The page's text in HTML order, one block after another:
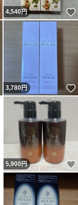
いいね！
4,540円
いいね！
3,780円
いいね！
5,900円